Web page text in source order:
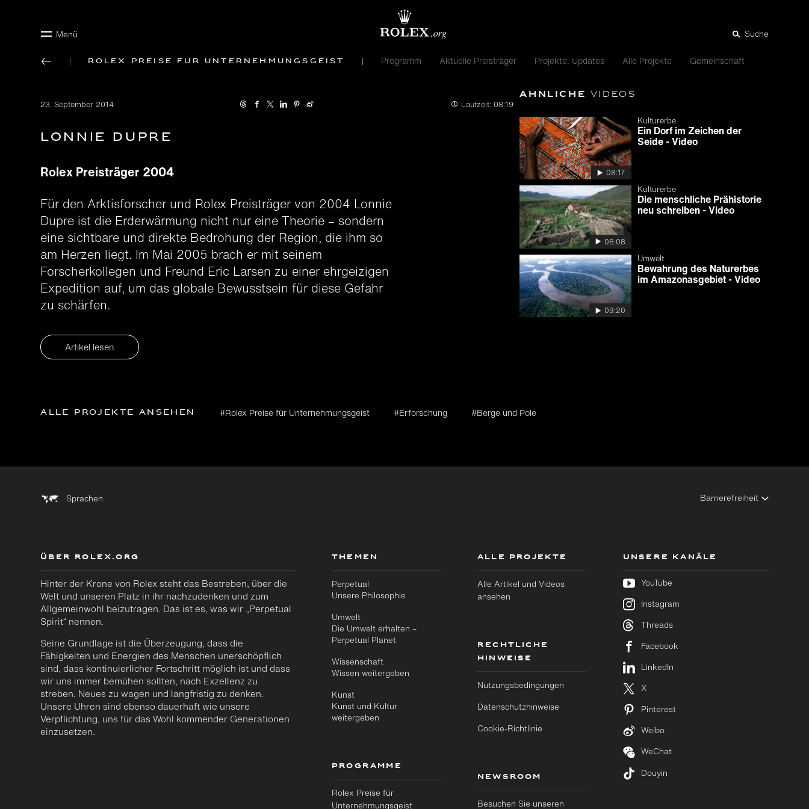
Menü Suche
Rolex Preise für Unternehmungsgeist Programm Aktuelle Preisträger Projekte: Updates Alle Projekte Gemeinschaft
23. September 2014 Laufzeit: 08:19
Lonnie Dupre
Rolex Preisträger 2004
Für den Arktisforscher und Rolex Preisträger von 2004 Lonnie
Dupre ist die Erderwärmung nicht nur eine Theorie – sondern
eine sichtbare und direkte Bedrohung der Region, die ihm so
am Herzen liegt. Im Mai 2005 brach er mit seinem
Forscherkollegen und Freund Eric Larsen zu einer ehrgeizigen
Expedition auf, um das globale Bewusstsein für diese Gefahr
zu schärfen.
Artikel lesen
Ähnliche Videos
08:17
Kulturerbe
Ein Dorf im Zeichen der
Seide - Video
08:08
Kulturerbe
Die menschliche Prähistorie
neu schreiben - Video
09:20
Umwelt
Bewahrung des Naturerbes
im Amazonasgebiet - Video
Alle Projekte ansehen #Rolex Preise für Unternehmungsgeist #Erforschung #Berge und Pole
Sprachen Barrierefreiheit
ÜBER ROLEX.ORG
Hinter der Krone von Rolex steht das Bestreben, über die
Welt und unseren Platz in ihr nachzudenken und zum
Allgemeinwohl beizutragen. Das ist es, was wir „Perpetual
Spirit“ nennen.
Seine Grundlage ist die Überzeugung, dass die
Fähigkeiten und Energien des Menschen unerschöpflich
sind, dass kontinuierlicher Fortschritt möglich ist und dass
wir uns immer bemühen sollten, nach Exzellenz zu
streben, Neues zu wagen und langfristig zu denken.
Unsere Uhren sind ebenso dauerhaft wie unsere
Verpflichtung, uns für das Wohl kommender Generationen
einzusetzen.
THEMEN
Perpetual
Unsere Philosophie
Umwelt
Die Umwelt erhalten –
Perpetual Planet
Wissenschaft
Wissen weitergeben
Kunst
Kunst und Kultur
weitergeben
PROGRAMME
Rolex Preise für
Unternehmungsgeist
ALLE PROJEKTE
Alle Artikel und Videos
ansehen
RECHTLICHE
HINWEISE
Nutzungsbedingungen
Datenschutzhinweise
Cookie-Richtlinie
NEWSROOM
Besuchen Sie unseren
UNSERE KANÄLE
YouTube
Instagram
Threads
Facebook
LinkedIn
X
Pinterest
Weibo
WeChat
Douyin